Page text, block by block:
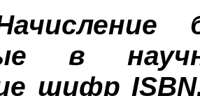
в
шифр